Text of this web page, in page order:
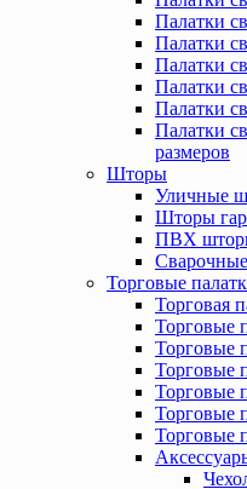
Палатки
Палатки
Палатки
Палатки
Палатки
Палатки
размеров
Шторы
Уличные
Шторы
ПВХ
Торговые
Торговая
Торговые
Торговые
Торговые
Торговые
Торговые
Торговые